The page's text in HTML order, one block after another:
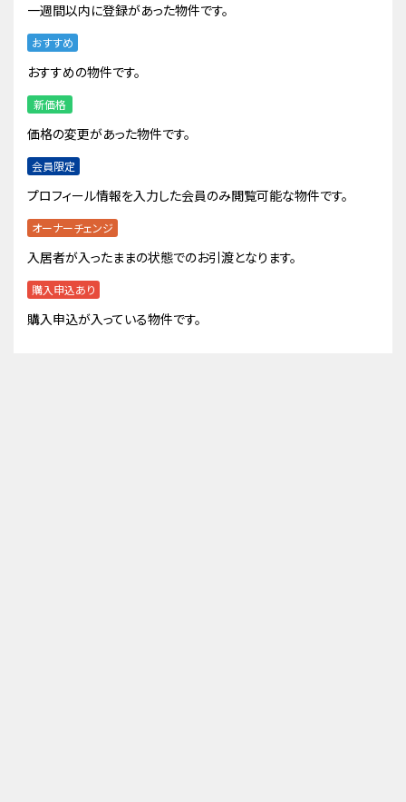
一週間以内に登録があった物件です。
おすすめ
おすすめの物件です。
新価格
価格の変更があった物件です。
会員限定
プロフィール情報を入力した会員のみ閲覧可能な物件です。
オーナーチェンジ
入居者が入ったままの状態でのお引渡となります。
購入申込あり
購入申込が入っている物件です。